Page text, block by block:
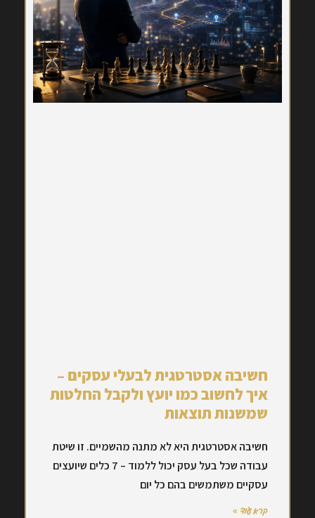
חשיבה אסטרטגית לבעלי עסקים –
איך לחשוב כמו יועץ ולקבל החלטות
שמשנות תוצאות
חשיבה אסטרטגית היא לא מתנה מהשמיים. זו שיטת
עבודה שכל בעל עסק יכול ללמוד – 7 כלים שיועצים
עסקיים משתמשים בהם כל יום
קרא עוד »